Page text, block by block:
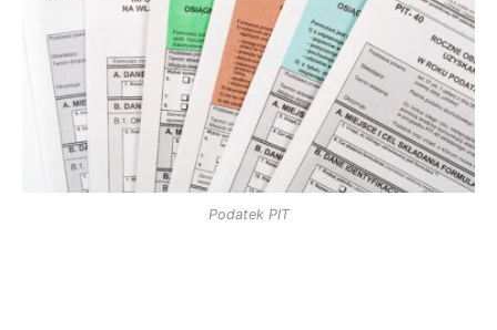
Podatek PIT